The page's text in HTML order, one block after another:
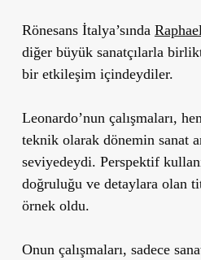
Rönesans İtalya’sında Raphael
diğer büyük sanatçılarla
bir etkileşim içindeydiler.
Leonardo’nun çalışmaları,
teknik olarak dönemin sanat
seviyedeydi. Perspektif
doğruluğu ve detaylara olan
örnek oldu.
Onun çalışmaları, sadece